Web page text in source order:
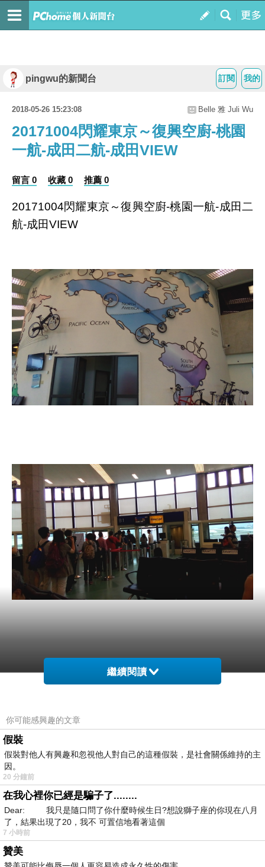
我的
訂閱
pingwu的新聞台
2018-05-26 15:23:08 Belle 雅 Juli Wu
20171004閃耀東京～復興空廚-桃園
一航-成田二航-成田VIEW
留言 0 收藏 0 推薦 0
20171004閃耀東京～復興空廚-桃園一航-成田二
航-成田VIEW
繼續閱讀
你可能感興趣的文章
假裝
假裝對他人有興趣和忽視他人對自己的這種假裝，是社會關係維持的主
因。
20 分鐘前
在我心裡你已經是騙子了........
Dear: 我只是隨口問了你什麼時候生日?想說獅子座的你現在八月
了，結果出現了20，我不 可置信地看著這個
7 小時前
贊美